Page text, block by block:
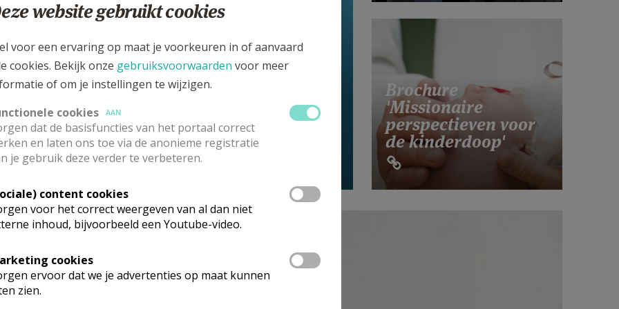
in België
Brochure
'Missionaire
perspectieven voor
de kinderdoop'
catechese:
website gebruikt cookies
voor een ervaring op maat je voorkeuren in of aanvaard
cookies. Bekijk onze gebruiksvoorwaarden voor meer
of om je instellingen te wijzigen.
cookies
AAN
dat de basisfuncties van het portaal correct
en laten ons toe via de anonieme registratie
je gebruik deze verder te verbeteren.
content cookies
voor het correct weergeven van al dan niet
inhoud, bijvoorbeeld een Youtube-video.
cookies
ervoor dat we je advertenties op maat kunnen
zien.